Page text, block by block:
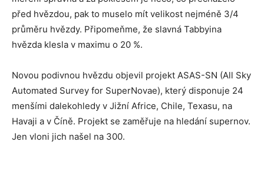
před hvězdou, pak to muselo mít velikost nejméně 3/4
průměru hvězdy. Připomeňme, že slavná Tabbyina
hvězda klesla v maximu o 20 %.
Novou podivnou hvězdu objevil projekt ASAS-SN (All Sky
Automated Survey for SuperNovae), který disponuje 24
menšími dalekohledy v Jižní Africe, Chile, Texasu, na
Havaji a v Číně. Projekt se zaměřuje na hledání supernov.
Jen vloni jich našel na 300.